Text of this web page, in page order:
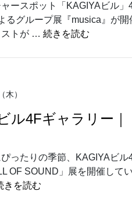
ースポット「KAGIYAビル
るグループ展『musica』が
ストが … 続きを読む
木）
ル4Fギャラリー
ったりの季節、KAGIYAビ
OF SOUND」展を開催して
きを読む